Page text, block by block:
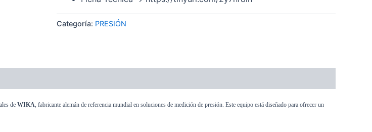
Categoría: PRESIÓN
de WIKA , fabricante alemán de referencia mundial en soluciones de medición de presión. Este equipo está diseñado para ofrecer un